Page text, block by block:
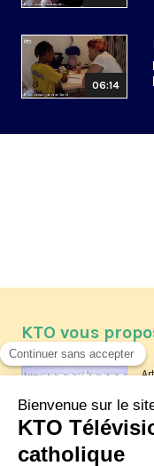
06:14
KTO vous